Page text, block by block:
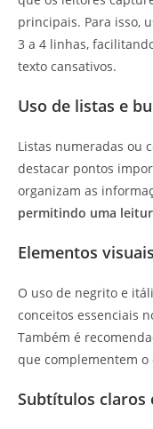
principais. Para isso,
3 a 4 linhas,
texto cansativos.
Uso de listas e
Listas numeradas ou
destacar pontos
organizam as
permitindo uma
Elementos
O uso de negrito e
conceitos essenciais
Também é
que complementem
Subtítulos claros